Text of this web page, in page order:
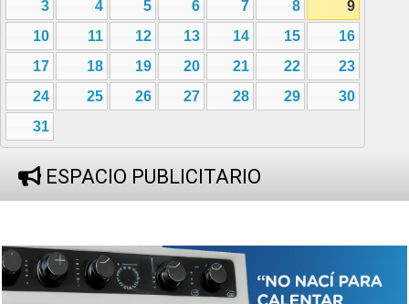
3
4 5 6 7 8
9
10
11 12 13 14 15
16
17
18 19 20 21 22
23
24
25 26 27 28 29
30
31
ESPACIO PUBLICITARIO